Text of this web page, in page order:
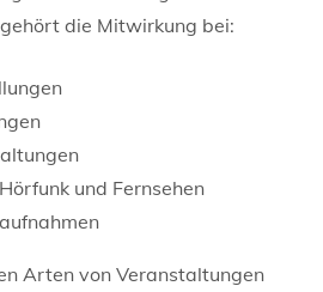
die Mitwirkung bei:
und Fernsehen
Arten von Veranstaltungen